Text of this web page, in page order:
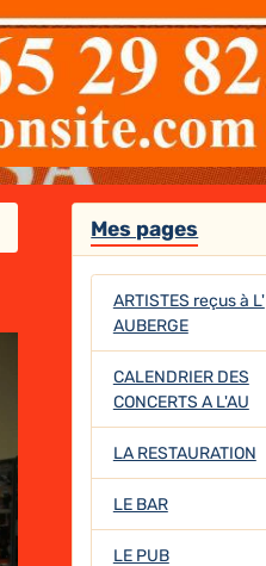
Mes pages
ARTISTES reçus à L'
AUBERGE
CALENDRIER DES
CONCERTS A L'AU
LA RESTAURATION
LE BAR
LE PUB